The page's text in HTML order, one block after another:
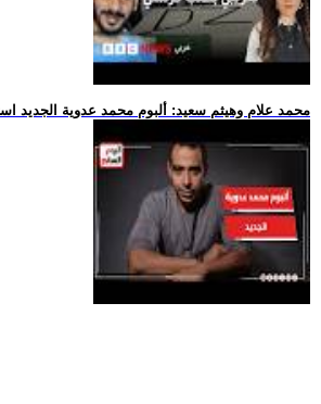
.. محمد علام وهيثم سعيد: ألبوم محمد عدوية الجديد